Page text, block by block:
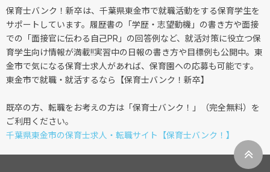
保育士バンク！新卒は、千葉県東金市で就職活動をする保育学生を
サポートしています。履歴書の「学歴・志望動機」の書き方や面接
での「面接官に伝わる自己PR」の回答例など、就活対策に役立つ保
育学生向け情報が満載!!実習中の日報の書き方や目標例も公開中。東
金市で気になる保育士求人があれば、保育園への応募も可能です。
東金市で就職・就活するなら【保育士バンク！新卒】
既卒の方、転職をお考えの方は「保育士バンク！」（完全無料）を
ご利用ください。
千葉県東金市の保育士求人・転職サイト【保育士バンク！】